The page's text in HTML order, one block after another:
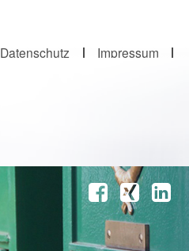
Datenschutz Impressum